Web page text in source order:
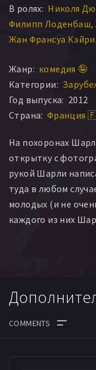
В ролях: Николя
Филипп Лоденбаш
Жан Франсуа Кэйри
Пьер-Анж Ле Пожам
Пабло Бюне
Пьер
Флоре Бонавентура
Diane Pierens
Наташа Коссманн
Жанр: комедия 🤪
Категории:
Год выпуска: 2012
Страна: Франция
На похоронах
открытку с
рукой Шарли
туда в любом
молодых (и не
каждого из них
отправляются